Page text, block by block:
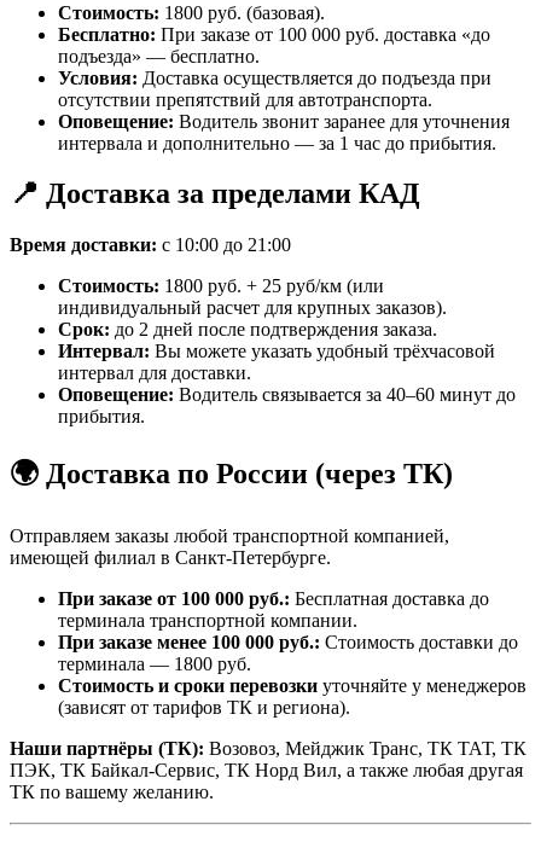
Стоимость: 1800 руб. (базовая).
Бесплатно: При заказе от 100 000 руб. доставка «до
подъезда» — бесплатно.
Условия: Доставка осуществляется до подъезда при
отсутствии препятствий для автотранспорта.
Оповещение: Водитель звонит заранее для уточнения
интервала и дополнительно — за 1 час до прибытия.
📍 Доставка за пределами КАД
Время доставки: с 10:00 до 21:00
Стоимость: 1800 руб. + 25 руб/км (или
индивидуальный расчет для крупных заказов).
Срок: до 2 дней после подтверждения заказа.
Интервал: Вы можете указать удобный трёхчасовой
интервал для доставки.
Оповещение: Водитель связывается за 40–60 минут до
прибытия.
🌍 Доставка по России (через ТК)
Отправляем заказы любой транспортной компанией,
имеющей филиал в Санкт-Петербурге.
При заказе от 100 000 руб.: Бесплатная доставка до
терминала транспортной компании.
При заказе менее 100 000 руб.: Стоимость доставки до
терминала — 1800 руб.
Стоимость и сроки перевозки уточняйте у менеджеров
(зависят от тарифов ТК и региона).
Наши партнёры (ТК): Возовоз, Мейджик Транс, ТК ТАТ, ТК
ПЭК, ТК Байкал-Сервис, ТК Норд Вил, а также любая другая
ТК по вашему желанию.